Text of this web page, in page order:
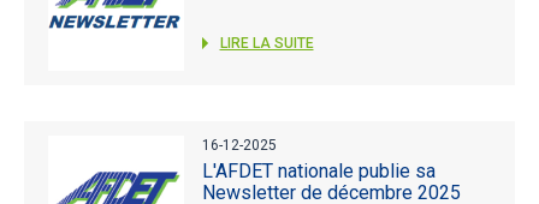
LIRE LA SUITE
16-12-2025
L'AFDET nationale publie sa
Newsletter de décembre 2025